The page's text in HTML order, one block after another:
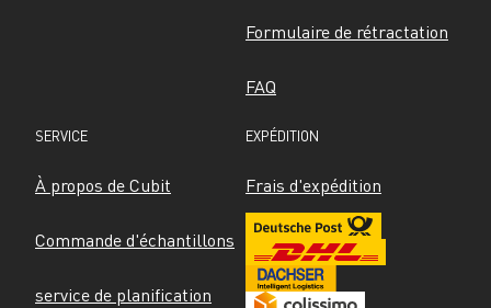
Formulaire de rétractation
FAQ
SERVICE
À propos de Cubit
Commande d'échantillons
service de planification
EXPÉDITION
Frais d'expédition